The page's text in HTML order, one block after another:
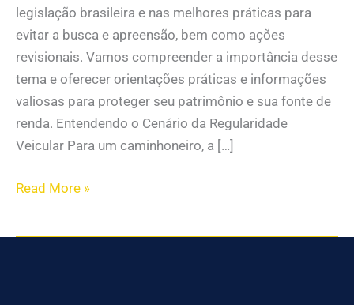
legislação brasileira e nas melhores práticas para
evitar a busca e apreensão, bem como ações
revisionais. Vamos compreender a importância desse
tema e oferecer orientações práticas e informações
valiosas para proteger seu patrimônio e sua fonte de
renda. Entendendo o Cenário da Regularidade
Veicular Para um caminhoneiro, a […]
Read More »